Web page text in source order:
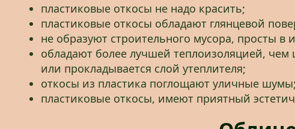
пластиковые откосы не надо красить;
пластиковые откосы обладают глянцевой
не образуют строительного мусора, просты в
обладают более лучшей теплоизоляцией, чем
или прокладывается слой утеплителя;
откосы из пластика поглощают уличные шумы;
пластиковые откосы, имеют приятный